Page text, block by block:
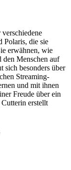
Polaris, die sie
erwähnen, wie
den Menschen auf
sich besonders über
Streaming-
und mit ihnen
Freude über ein
erstellt